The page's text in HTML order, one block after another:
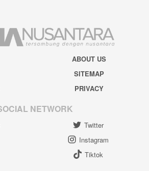
ABOUT US
SITEMAP
PRIVACY
NETWORK
Twitter
Instagram
Tiktok